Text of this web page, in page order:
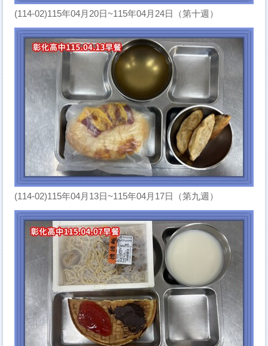
(114-02)115年04月20日~115年04月24日（第十週）
(114-02)115年04月13日~115年04月17日（第九週）